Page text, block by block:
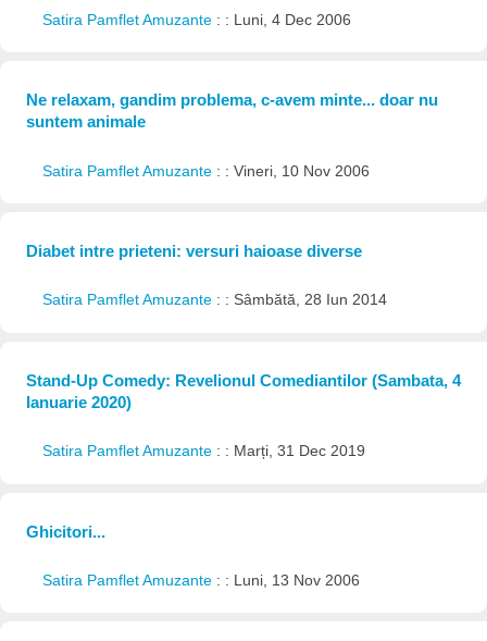
Satira Pamflet Amuzante : : Luni, 4 Dec 2006
Ne relaxam, gandim problema, c-avem minte... doar nu
suntem animale
Satira Pamflet Amuzante : : Vineri, 10 Nov 2006
Diabet intre prieteni: versuri haioase diverse
Satira Pamflet Amuzante : : Sâmbătă, 28 Iun 2014
Stand-Up Comedy: Revelionul Comediantilor (Sambata, 4
Ianuarie 2020)
Satira Pamflet Amuzante : : Marți, 31 Dec 2019
Ghicitori...
Satira Pamflet Amuzante : : Luni, 13 Nov 2006